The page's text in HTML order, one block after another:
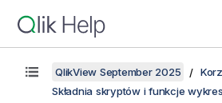
QlikView September 2025
Składnia skryptów i funkcje